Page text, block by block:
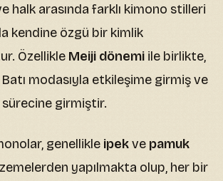
halk arasında farklı kimono stilleri
kendine özgü bir kimlik
Özellikle Meiji dönemi ile birlikte,
modasıyla etkileşime girmiş ve
girmiştir.
genellikle ipekve pamuk
yapılmakta olup, her bir